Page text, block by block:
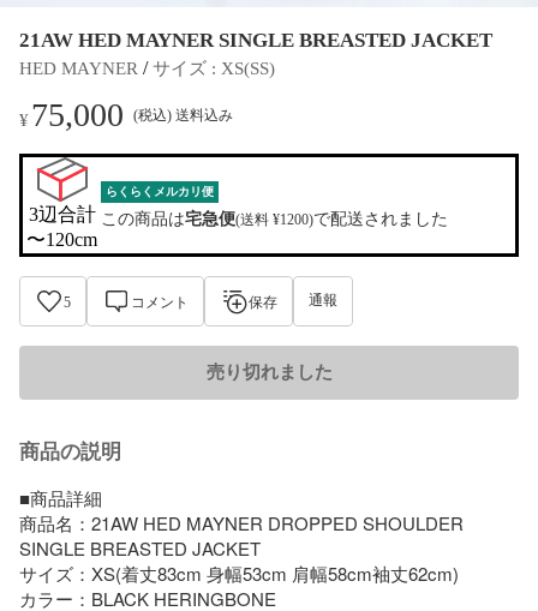
21AW HED MAYNER SINGLE BREASTED JACKET
HED MAYNER / サイズ : XS(SS)
¥75,000 (税込) 送料込み
3辺合計
〜120cm
らくらくメルカリ便
この商品は宅急便(送料 ¥1200)で配送されました
5 コメント 保存 通報
売り切れました
商品の説明
■商品詳細
商品名：21AW HED MAYNER DROPPED SHOULDER
SINGLE BREASTED JACKET
サイズ：XS(着丈83cm 身幅53cm 肩幅58cm袖丈62cm)
カラー：BLACK HERINGBONE